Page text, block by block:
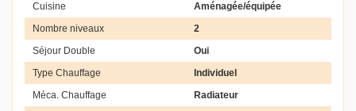
Cuisine
Aménagée/équipée
Nombre niveaux
2
Séjour Double
Oui
Type Chauffage
Individuel
Méca. Chauffage
Radiateur